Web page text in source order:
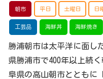
朝市 平日 土曜日 日
工芸品 海鮮丼 海鮮焼き
勝浦朝市は太平洋に面し
県勝浦市で400年以上続
阜県の高山朝市とともに